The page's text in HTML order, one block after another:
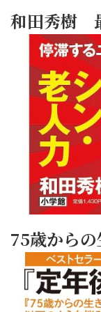
和田秀樹
75歳から